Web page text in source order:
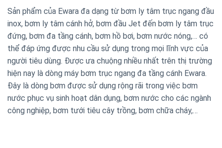
Sản phẩm của Ewara đa dạng từ bơm ly tâm trục ngang đầu
inox, bơm ly tâm cánh hở, bơm đầu Jet đến bơm ly tâm trục
đứng, bơm đa tầng cánh, bơm hồ bơi, bơm nước nóng,… có
thể đáp ứng được nhu cầu sử dụng trong mọi lĩnh vực của
người tiêu dùng. Được ưa chuộng nhiều nhất trên thị trường
hiện nay là dòng máy bơm trục ngang đa tầng cánh Ewara.
Đây là dòng bơm được sử dụng rộng rãi trong việc bơm
nước phục vụ sinh hoạt dân dụng, bơm nước cho các ngành
công nghiệp, bơm tưới tiêu cây trồng, bơm chữa cháy,…